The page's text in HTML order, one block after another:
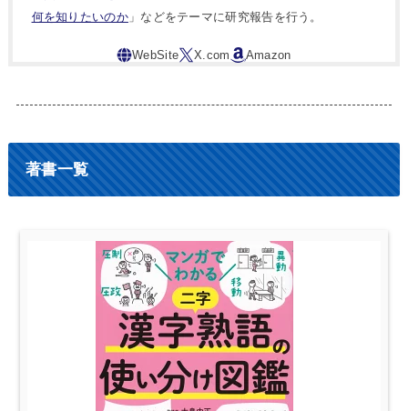
何を知りたいのか」などをテーマに研究報告を行う。
著書一覧